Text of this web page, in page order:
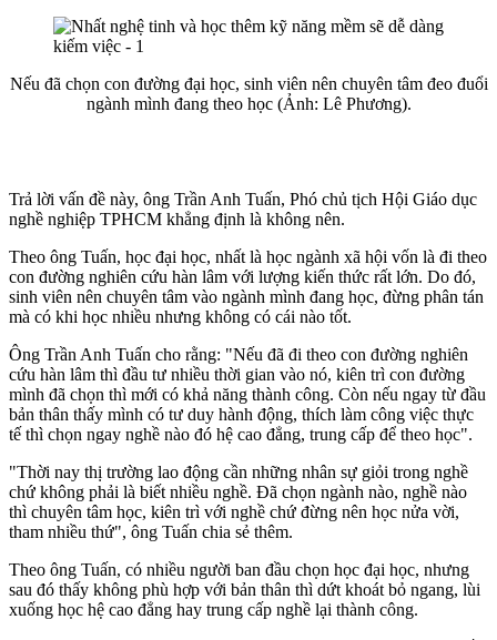
Nếu đã chọn con đường đại học, sinh viên nên chuyên tâm đeo đuổi
ngành mình đang theo học (Ảnh: Lê Phương).
Trả lời vấn đề này, ông Trần Anh Tuấn, Phó chủ tịch Hội Giáo dục
nghề nghiệp TPHCM khẳng định là không nên.
Theo ông Tuấn, học đại học, nhất là học ngành xã hội vốn là đi theo
con đường nghiên cứu hàn lâm với lượng kiến thức rất lớn. Do đó,
sinh viên nên chuyên tâm vào ngành mình đang học, đừng phân tán
mà có khi học nhiều nhưng không có cái nào tốt.
Ông Trần Anh Tuấn cho rằng: "Nếu đã đi theo con đường nghiên
cứu hàn lâm thì đầu tư nhiều thời gian vào nó, kiên trì con đường
mình đã chọn thì mới có khả năng thành công. Còn nếu ngay từ đầu
bản thân thấy mình có tư duy hành động, thích làm công việc thực
tế thì chọn ngay nghề nào đó hệ cao đẳng, trung cấp để theo học".
"Thời nay thị trường lao động cần những nhân sự giỏi trong nghề
chứ không phải là biết nhiều nghề. Đã chọn ngành nào, nghề nào
thì chuyên tâm học, kiên trì với nghề chứ đừng nên học nửa vời,
tham nhiều thứ", ông Tuấn chia sẻ thêm.
Theo ông Tuấn, có nhiều người ban đầu chọn học đại học, nhưng
sau đó thấy không phù hợp với bản thân thì dứt khoát bỏ ngang, lùi
xuống học hệ cao đẳng hay trung cấp nghề lại thành công.